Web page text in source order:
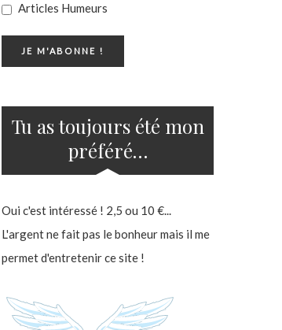
Articles Humeurs
Tu as toujours été mon
préféré…
Oui c'est intéressé ! 2,5 ou 10 €...
L'argent ne fait pas le bonheur mais il me
permet d'entretenir ce site !